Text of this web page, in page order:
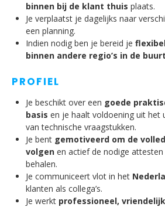
binnen bij de klant thuis plaats.
Je verplaatst je dagelijks naar
een planning.
Indien nodig ben je bereid je
binnen andere regio’s in de buurt
PROFIEL
Je beschikt over een goede
basis en je haalt voldoening uit het
van technische vraagstukken.
Je bent gemotiveerd om de
volgen en actief de nodige
behalen.
Je communiceert vlot in het
klanten als collega’s.
Je werkt professioneel,